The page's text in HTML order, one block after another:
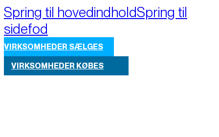
Spring til hovedindholdSpring til
sidefod
VIRKSOMHEDER SÆLGES
VIRKSOMHEDER KØBES